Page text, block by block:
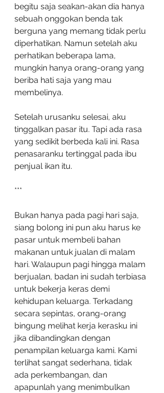
begitu saja seakan-akan dia hanya
sebuah onggokan benda tak
berguna yang memang tidak perlu
diperhatikan. Namun setelah aku
perhatikan beberapa lama,
mungkin hanya orang-orang yang
beriba hati saja yang mau
membelinya.
Setelah urusanku selesai, aku
tinggalkan pasar itu. Tapi ada rasa
yang sedikit berbeda kali ini. Rasa
penasaranku tertinggal pada ibu
penjual ikan itu.
***
Bukan hanya pada pagi hari saja,
siang bolong ini pun aku harus ke
pasar untuk membeli bahan
makanan untuk jualan di malam
hari. Walaupun pagi hingga malam
berjualan, badan ini sudah terbiasa
untuk bekerja keras demi
kehidupan keluarga. Terkadang
secara sepintas, orang-orang
bingung melihat kerja kerasku ini
jika dibandingkan dengan
penampilan keluarga kami. Kami
terlihat sangat sederhana, tidak
ada perkembangan, dan
apapunlah yang menimbulkan